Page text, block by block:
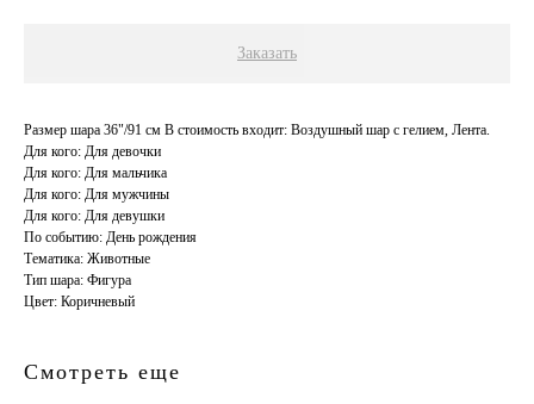
Заказать
Размер шара 36"/91 см В стоимость входит: Воздушный шар с гелием, Лента.
Для кого: Для девочки
Для кого: Для мальчика
Для кого: Для мужчины
Для кого: Для девушки
По событию: День рождения
Тематика: Животные
Тип шара: Фигура
Цвет: Коричневый
Смотреть еще